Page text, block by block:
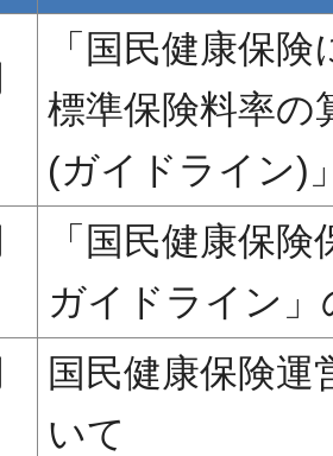
「国民健康保
標準保険料率の
(ガイドライン)
「国民健康保
ガイドライン
国民健康保険運
いて